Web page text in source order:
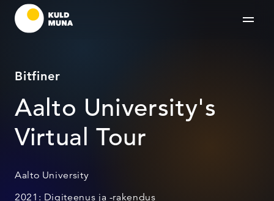
Bitfiner
Aalto University's
Virtual Tour
Aalto University
2021: Digiteenus ja -rakendus